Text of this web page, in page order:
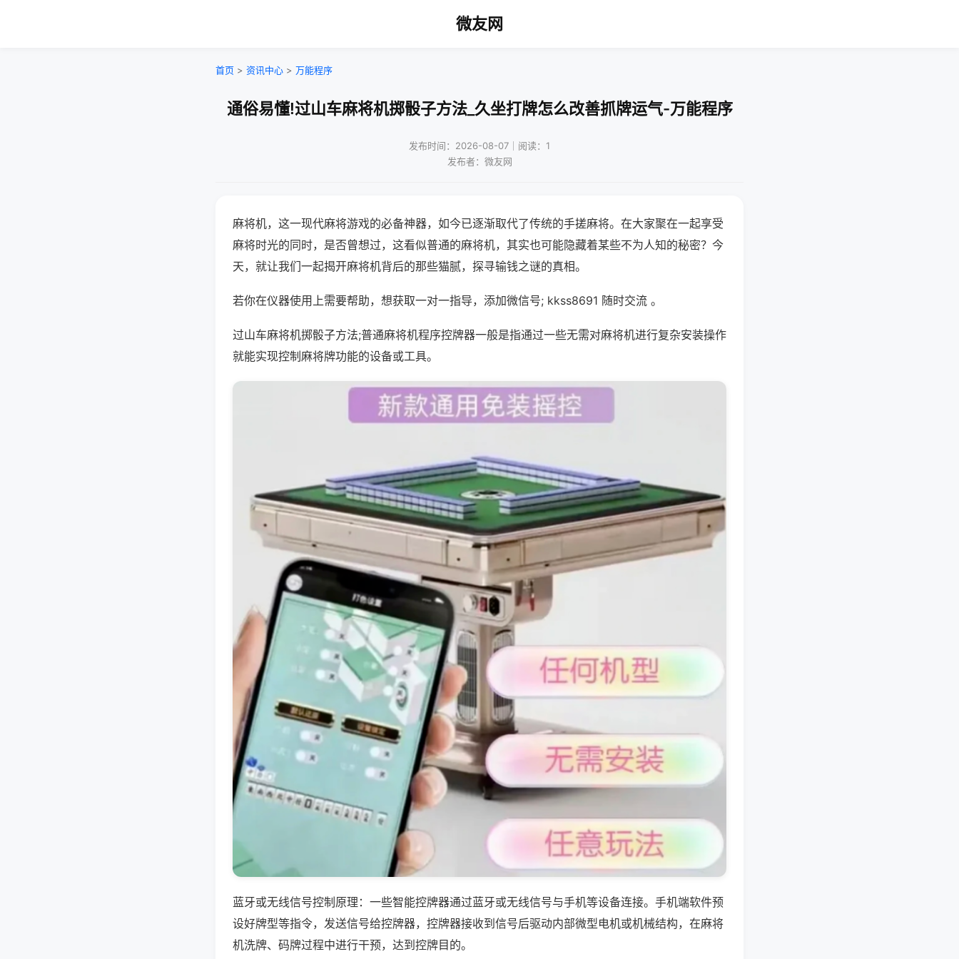
微友网
首页 > 资讯中心 > 万能程序
通俗易懂!过山车麻将机掷骰子方法_久坐打牌怎么改善抓牌运气-万能程序
发布时间：2026-08-07｜阅读：1
发布者：微友网
麻将机，这一现代麻将游戏的必备神器，如今已逐渐取代了传统的手搓麻将。在大家聚在一起享受
麻将时光的同时，是否曾想过，这看似普通的麻将机，其实也可能隐藏着某些不为人知的秘密？今
天，就让我们一起揭开麻将机背后的那些猫腻，探寻输钱之谜的真相。
若你在仪器使用上需要帮助，想获取一对一指导，添加微信号; kkss8691 随时交流 。
过山车麻将机掷骰子方法;普通麻将机程序控牌器一般是指通过一些无需对麻将机进行复杂安装操作
就能实现控制麻将牌功能的设备或工具。
蓝牙或无线信号控制原理：一些智能控牌器通过蓝牙或无线信号与手机等设备连接。手机端软件预
设好牌型等指令，发送信号给控牌器，控牌器接收到信号后驱动内部微型电机或机械结构，在麻将
机洗牌、码牌过程中进行干预，达到控牌目的。